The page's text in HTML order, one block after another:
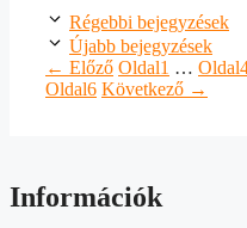
Régebbi bejegyzések
Újabb bejegyzések
← Előző Oldal1 … Oldal
Oldal6 Következő →
Információk